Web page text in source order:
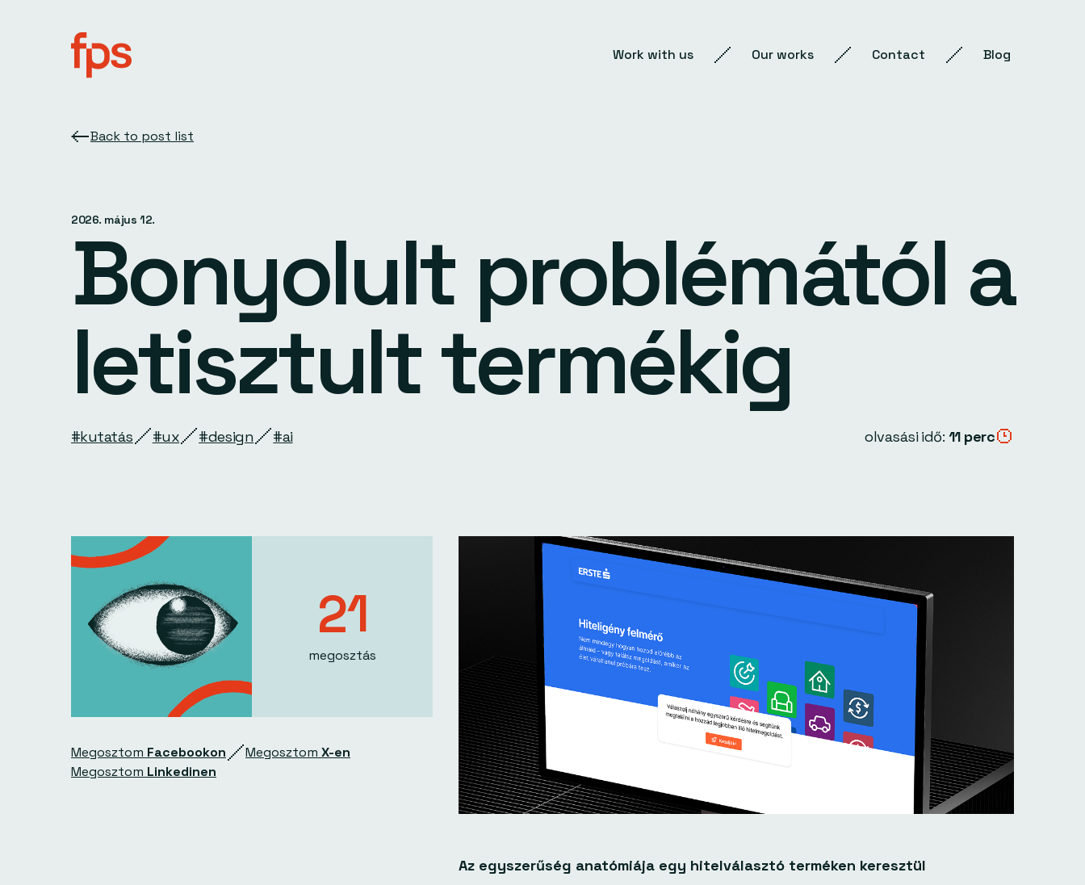
Work with us Our works Contact Blog
Back to post list
2026. május 12.
Bonyolult problémától a
letisztult termékig
#kutatás #ux #design #ai olvasási idő: 11 perc
21
megosztás
Megosztom Facebookon Megosztom X-en
Megosztom Linkedinen
Az egyszerűség anatómiája egy hitelválasztó terméken keresztül